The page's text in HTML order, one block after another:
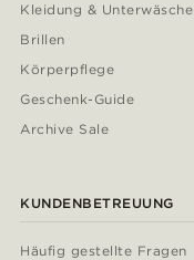
Kleidung & Unterwäsche
Brillen
Körperpflege
Geschenk-Guide
Archive Sale
KUNDENBETREUUNG
Häufig gestellte Fragen